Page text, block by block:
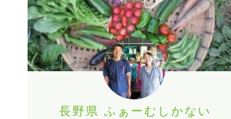
長野県 ふぁーむしかない